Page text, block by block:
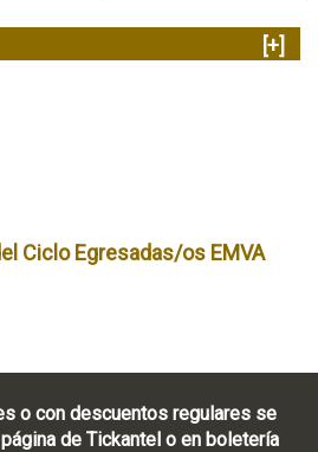
[+]
Ciclo Egresadas/os EMVA
o con descuentos regulares se
de Tickantel o en boletería